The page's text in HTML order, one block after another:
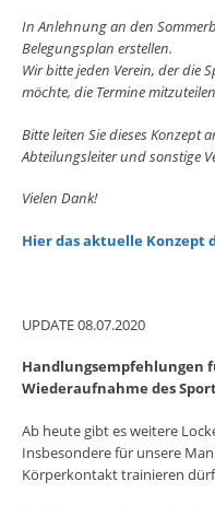
In Anlehnung an den
Belegungsplan erstellen.
Wir bitte jeden Verein, der die
möchte, die Termine
Bitte leiten Sie dieses Konzept
Abteilungsleiter und sonstige
Vielen Dank!
Hier das aktuelle Konzept
UPDATE 08.07.2020
Handlungsempfehlungen
Wiederaufnahme des
Ab heute gibt es weitere
Insbesondere für unsere
Körperkontakt trainieren